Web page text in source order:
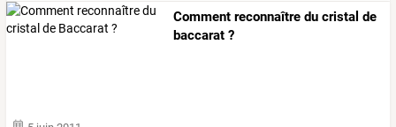
Comment reconnaître du cristal de
baccarat ?